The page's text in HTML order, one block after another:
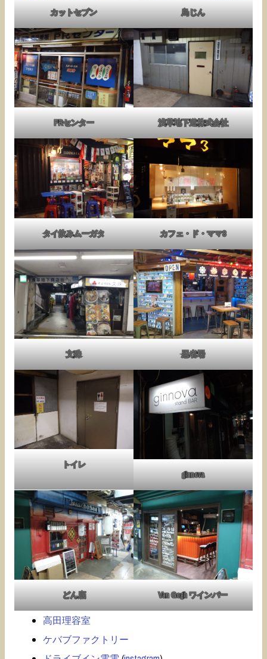
カットセブン 鳥じん
PRセンター 浅草地下道株式会社
タイ飲みムーガタ カフェ・ド・ママ3
文殊 忍者場
トイレ
ginnova
どん底 Van Gogh ワインバー
高田理容室
ケバブファクトリー